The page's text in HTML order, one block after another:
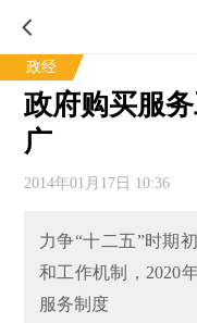
政经
政府购买服
广
2014年01月17日 10:36
力争“十二五”时期
和工作机制，2020
服务制度